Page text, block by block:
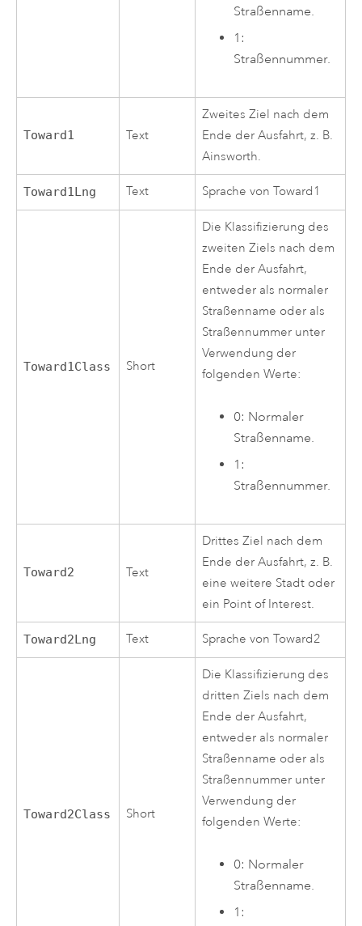
Straßenname.
1:
Straßennummer.
Toward1 Text
Zweites Ziel nach dem
Ende der Ausfahrt, z. B.
Ainsworth.
Toward1Lng Text Sprache von Toward1
Toward1Class Short
Die Klassifizierung des
zweiten Ziels nach dem
Ende der Ausfahrt,
entweder als normaler
Straßenname oder als
Straßennummer unter
Verwendung der
folgenden Werte:
0: Normaler
Straßenname.
1:
Straßennummer.
Toward2 Text
Drittes Ziel nach dem
Ende der Ausfahrt, z. B.
eine weitere Stadt oder
ein Point of Interest.
Toward2Lng Text Sprache von Toward2
Toward2Class Short
Die Klassifizierung des
dritten Ziels nach dem
Ende der Ausfahrt,
entweder als normaler
Straßenname oder als
Straßennummer unter
Verwendung der
folgenden Werte:
0: Normaler
Straßenname.
1: